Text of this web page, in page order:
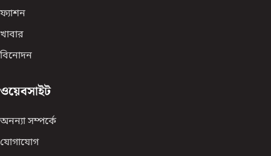
ফ্যাশন
খাবার
বিনোদন
ওয়েবসাইট
অনন্যা সম্পর্কে
যোগাযোগ